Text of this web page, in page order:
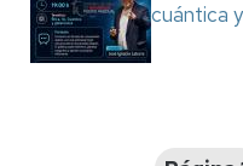
cuántica